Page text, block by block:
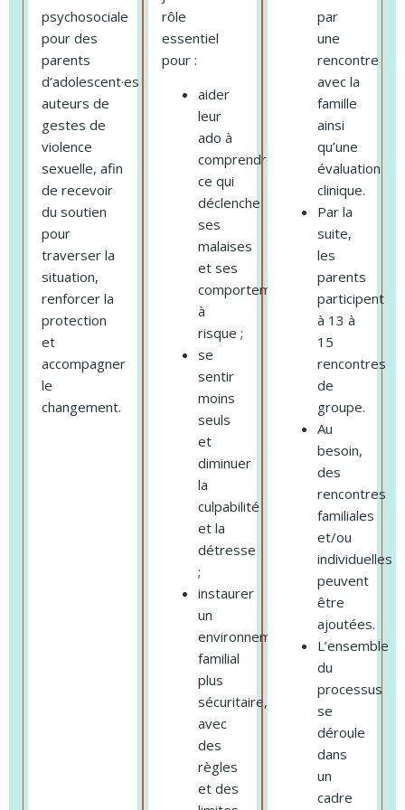
psychosociale
pour des
parents
d’adolescent·es
auteurs de
gestes de
violence
sexuelle, afin
de recevoir
du soutien
pour
traverser la
situation,
renforcer la
protection
et
accompagner
le
changement.
rôle
essentiel
pour :
aider
leur
ado à
comprendre
ce qui
déclenche
ses
malaises
et ses
comportements
à
risque ;
se
sentir
moins
seuls
et
diminuer
la
culpabilité
et la
détresse
;
instaurer
un
environnement
familial
plus
sécuritaire,
avec
des
règles
et des
par
une
rencontre
avec la
famille
ainsi
qu’une
évaluation
clinique.
Par la
suite,
les
parents
participent
à 13 à
15
rencontres
de
groupe.
Au
besoin,
des
rencontres
familiales
et/ou
individuelles
peuvent
être
ajoutées.
L’ensemble
du
processus
se
déroule
dans
un
cadre